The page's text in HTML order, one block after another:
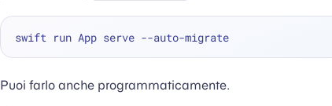
swift run App serve --auto-migrate
Puoi farlo anche programmaticamente.